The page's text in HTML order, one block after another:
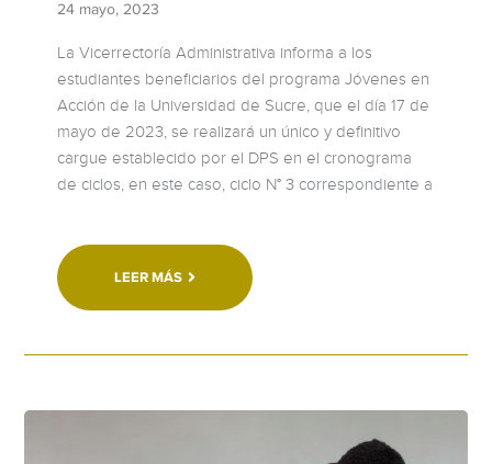
24 mayo, 2023
La Vicerrectoría Administrativa informa a los
estudiantes beneficiarios del programa Jóvenes en
Acción de la Universidad de Sucre, que el día 17 de
mayo de 2023, se realizará un único y definitivo
cargue establecido por el DPS en el cronograma
de ciclos, en este caso, ciclo N° 3 correspondiente a
LEER MÁS